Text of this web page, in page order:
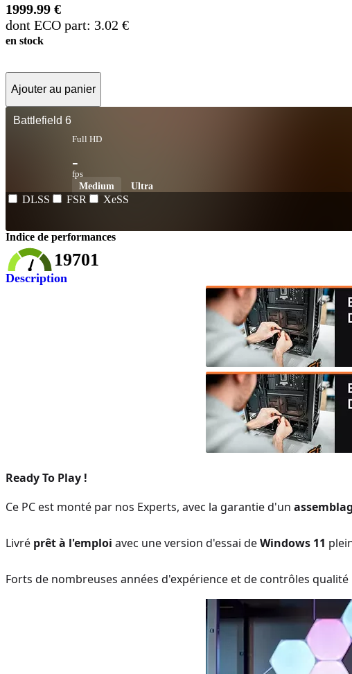
1999.99 €
dont ECO part: 3.02 €
en stock
Ajouter au panier
Battlefield 6
Full HD
-
fps
Medium Ultra
DLSS FSR XeSS
Indice de performances
19701
Description
Ready To Play !
Ce PC est monté par nos Experts, avec la garantie d'un
Livré prêt à l'emploi avec une version d'essai deWindows 11
Forts de nombreuses années d'expérience et de contrôles